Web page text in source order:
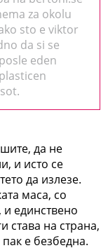
za okolu
sto e viktor
da si se
eden
да не
и исто се
да излезе.
маса, со
и единствено
става на страна,
е безбедна.